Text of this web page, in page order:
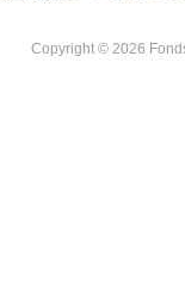
Copyright © 2026